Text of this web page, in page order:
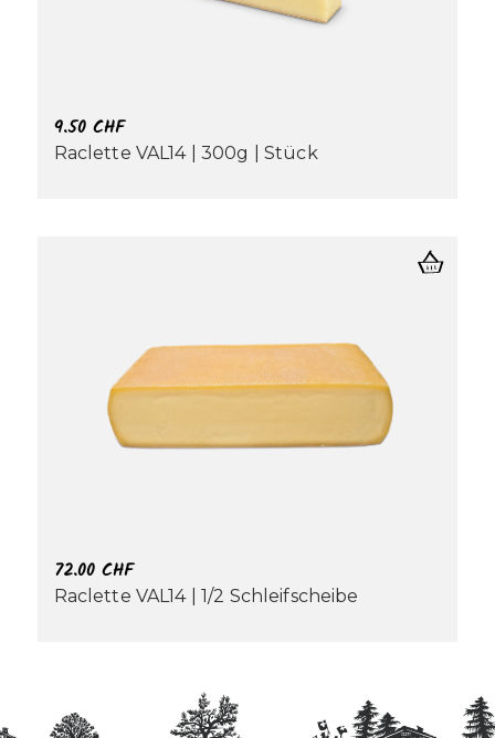
9.50 CHF
Raclette VAL14 | 300g | Stück
72.00 CHF
Raclette VAL14 | 1/2 Schleifscheibe